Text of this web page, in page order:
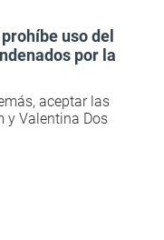
uso del
por la
aceptar las
y Valentina Dos